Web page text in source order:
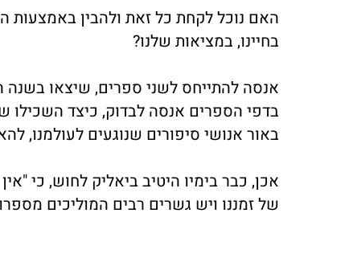
האם נוכל לקחת כל זאת ולהבין באמצעות
בחיינו, במציאות שלנו?
אנסה להתייחס לשני ספרים, שיצאו בשנה
בדפי הספרים אנסה לבדוק, כיצד השכילו
באור אנושי סיפורים שנוגעים לעולמנו,
אכן, כבר בימיו היטיב ביאליק לחוש, כי
של זמננו ויש גשרים רבים המוליכים